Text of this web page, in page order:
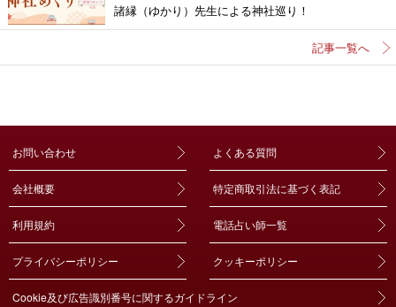
諸縁（ゆかり）先生による神社巡り！
記事一覧へ
お問い合わせ よくある質問
会社概要 特定商取引法に基づく表記
利用規約 電話占い師一覧
プライバシーポリシー クッキーポリシー
Cookie及び広告識別番号に関するガイドライン